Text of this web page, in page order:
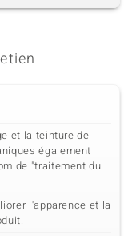
et la teinture de
également
de "traitement du
l'apparence et la